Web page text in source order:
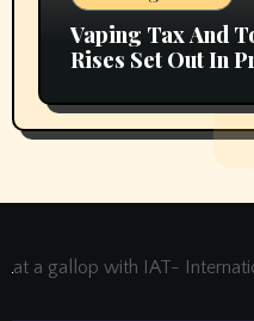
Vaping Tax And
Rises Set Out In
at a gallop with IAT-